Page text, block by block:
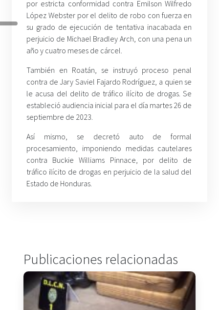
por estricta conformidad contra Emilson Wilfredo
López Webster por el delito de robo con fuerza en
su grado de ejecución de tentativa inacabada en
perjuicio de Michael Bradley Arch, con una pena un
año y cuatro meses de cárcel.
También en Roatán, se instruyó proceso penal
contra de Jary Saviel Fajardo Rodríguez, a quien se
le acusa del delito de tráfico ilícito de drogas. Se
estableció audiencia inicial para el día martes 26 de
septiembre de 2023.
Así mismo, se decretó auto de formal
procesamiento, imponiendo medidas cautelares
contra Buckie Williams Pinnace, por delito de
tráfico ilícito de drogas en perjuicio de la salud del
Estado de Honduras.
Publicaciones relacionadas